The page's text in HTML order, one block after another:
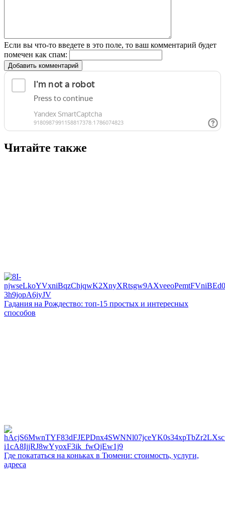
Если вы что-то введете в это поле, то ваш комментарий будет
помечен как спам:
Добавить комментарий
Читайте также
Гадания на Рождество: топ-15 простых и интересных
способов
Где покататься на коньках в Тюмени: стоимость, услуги,
адреса